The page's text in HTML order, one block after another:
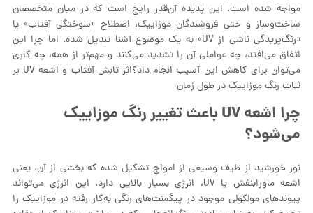
مواجه شده است. این پدیده آن‌قدر رایج است که در میان متخصصان
ساخت‌وساز و حتی فروشندگان موزاییک، اصطلاح «سوختگی آفتاب» یا
«رنگ‌پریدگی ناشی از UV» به یک موضوع آشنا تبدیل شده. اما چرا این
اتفاق می‌افتد، چه عواملی آن را تشدید می‌کنند و مهم‌تر از همه، چه کاری
می‌توان برای کاهش این آسیب انجام داد؟اثر تابش آفتاب و اشعه UV بر
ثبات رنگ موزاییک در طول زمان
چرا اشعه UV باعث تغییر رنگ موزاییک
می‌شود؟
نور خورشید از طیف وسیعی از امواج تشکیل شده که بخشی از آن، یعنی
اشعه ماورابنفش یا UV، انرژی بسیار بالایی دارد. این انرژی می‌تواند
پیوندهای مولکولی موجود در پیگمنت‌های رنگی به‌کار رفته در موزاییک را